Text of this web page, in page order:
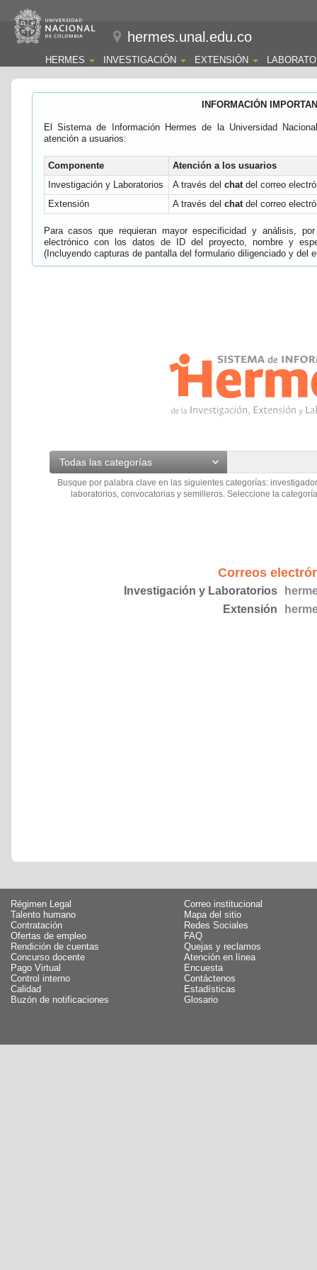
hermes.unal.edu.co
HERMES INVESTIGACIÓN EXTENSIÓN
INFORMACIÓN
El Sistema de Información Hermes de la Universidad
atención a usuarios:
Componente
Atención a los usuarios
Investigación y Laboratorios
A través del chatdel correo
Extensión
A través del chatdel correo
Para casos que requieran mayor especificidad y análisis,
electrónico con los datos de ID del proyecto, nombre y
(Incluyendo capturas de pantalla del formulario diligenciado y del
Todas las categorías
Busque por palabra clave en las siguientes categorías:
laboratorios, convocatorias y semilleros. Seleccione la
Correos
Investigación y Laboratorios
Extensión
Régimen Legal
Talento humano
Contratación
Ofertas de empleo
Rendición de cuentas
Concurso docente
Pago Virtual
Control interno
Calidad
Buzón de notificaciones
Correo institucional
Mapa del sitio
Redes Sociales
FAQ
Quejas y reclamos
Atención en línea
Encuesta
Contáctenos
Estadísticas
Glosario